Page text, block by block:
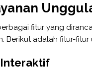
fitur yang
Berikut adalah fitur-